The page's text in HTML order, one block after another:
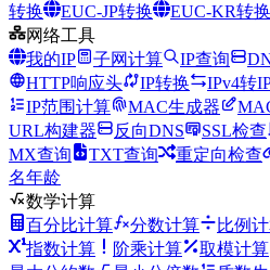
转换
EUC-JP转换 EUC-KR转换
网络工具
我的IP
子网计算 IP查询
HTTP响应头
IP转换 IPv4转
IP范围计算
MAC生成器
URL构建器
反向DNS SSL检查
MX查询
TXT查询 重定向检查
名年龄
数学计算
百分比计算
分数计算 比例
指数计算
阶乘计算 取模计算